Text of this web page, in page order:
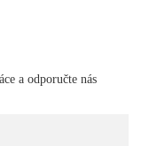
a odporučte nás